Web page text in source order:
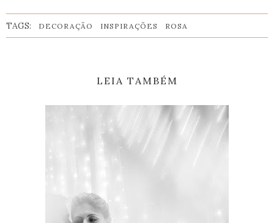
TAGS: DECORAÇÃO INSPIRAÇÕES ROSA
LEIA TAMBÉM